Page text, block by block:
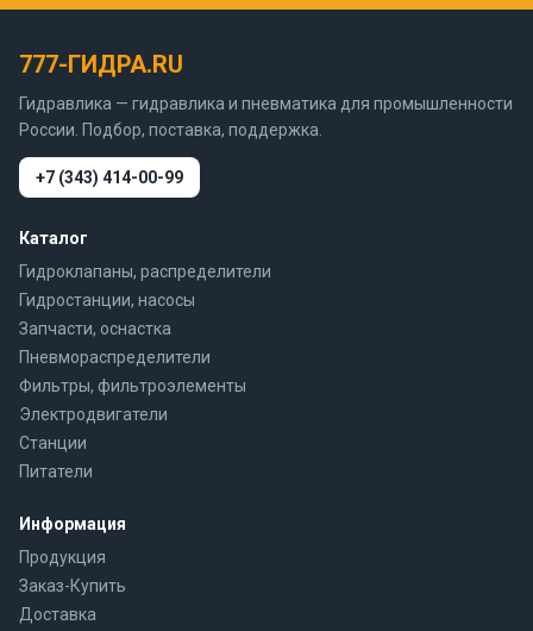
777-ГИДРА.RU
Гидравлика — гидравлика и пневматика для промышленности
России. Подбор, поставка, поддержка.
+7 (343) 414-00-99
Каталог
Гидроклапаны, распределители
Гидростанции, насосы
Запчасти, оснастка
Пневмораспределители
Фильтры, фильтроэлементы
Электродвигатели
Станции
Питатели
Информация
Продукция
Заказ-Купить
Доставка